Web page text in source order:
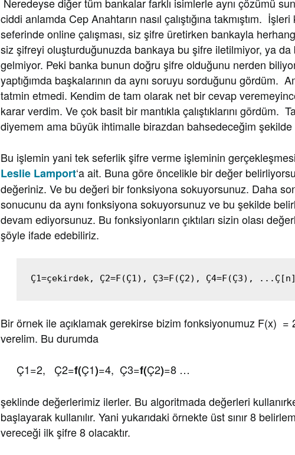
ciddi anlamda Cep Anahtarın nasıl çalıştığına takmıştım.
seferinde online çalışması, siz şifre üretirken bankayla
siz şifreyi oluşturduğunuzda bankaya bu şifre iletilmiyor, ya
gelmiyor. Peki banka bunun doğru şifre olduğunu nerden
yaptığımda başkalarının da aynı soruyu sorduğunu gördüm.
tatmin etmedi. Kendim de tam olarak net bir cevap
karar verdim. Ve çok basit bir mantıkla çalıştıklarını gördüm.
diyemem ama büyük ihtimalle birazdan bahsedeceğim şekilde
Bu işlemin yani tek seferlik şifre verme işleminin
Leslie Lamport‘a ait. Buna göre öncelikle bir değer
değeriniz. Ve bu değeri bir fonksiyona sokuyorsunuz. Daha
sonucunu da aynı fonksiyona sokuyorsunuz ve bu şekilde
devam ediyorsunuz. Bu fonksiyonların çıktıları sizin olası
şöyle ifade edebiliriz.
Ç1=çekirdek, Ç2=F(Ç1), Ç3=F(Ç2), Ç4=F(Ç3),
Bir örnek ile açıklamak gerekirse bizim fonksiyonumuz F(x)
verelim. Bu durumda
Ç1=2, Ç2=f(Ç1)=4, Ç3=f(Ç2)=8 …
şeklinde değerlerimiz ilerler. Bu algoritmada değerleri
başlayarak kullanılır. Yani yukarıdaki örnekte üst sınır 8
vereceği ilk şifre 8 olacaktır.